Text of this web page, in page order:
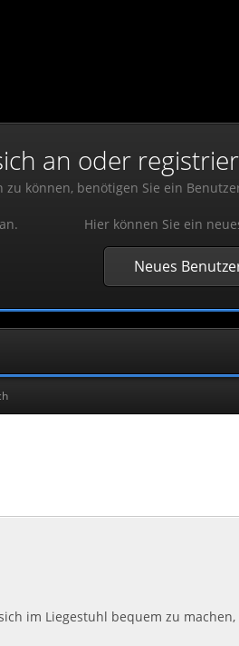
an oder
können, benötigen Sie ein
Hier können Sie ein
Neues
im Liegestuhl bequem zu